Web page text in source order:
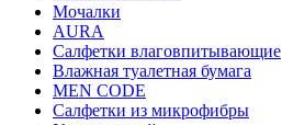
Мочалки
AURA
Салфетки влаговпитывающие
Влажная туалетная бумага
MEN CODE
Салфетки из микрофибры